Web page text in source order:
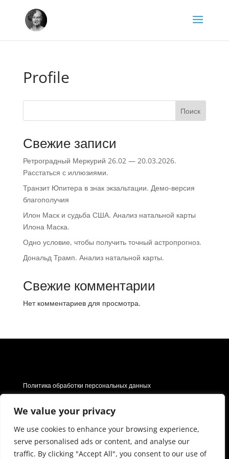
We value your privacy
We use cookies to enhance your browsing experience,
serve personalised ads or content, and analyse our
traffic. By clicking "Accept All", you consent to our use of
Profile
Поиск
Свежие записи
Ретроградный Меркурий 26.02 — 20.03.2026.
Расстаться с иллюзиями.
Транзит Юпитера в знак экзальтации. Демо-версия
благополучия
Илон Маск и судьба США. Анализ натальной карты
Илона Маска.
Одно условие, чтобы получить точный астропрогноз.
Дональд Трамп. Анализ натальной карты.
Свежие комментарии
Нет комментариев для просмотра.
Политика обработки персональных данных
© Академия Предназначения Александры и Михаила